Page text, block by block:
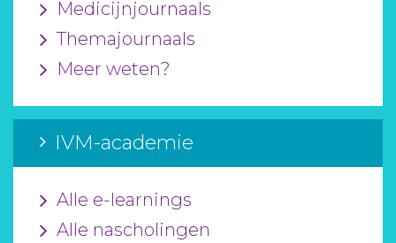
Medicijnjournaals
Themajournaals
Meer weten?
IVM-academie
Alle e-learnings
Alle nascholingen